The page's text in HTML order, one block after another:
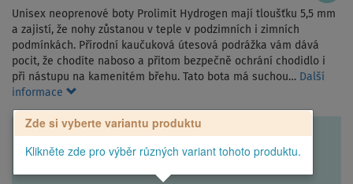
Unisex neoprenové boty Prolimit Hydrogen mají tloušťku 5,5 mm
a zajistí, že nohy zůstanou v teple v podzimních i zimních
podmínkách. Přírodní kaučuková útesová podrážka vám dává
pocit, že chodíte naboso a přitom bezpečně ochrání chodidlo i
při nástupu na kamenitém břehu. Tato bota má suchou… Další
informace
Zde si vyberte variantu produktu
Klikněte zde pro výběr různých variant tohoto produktu.